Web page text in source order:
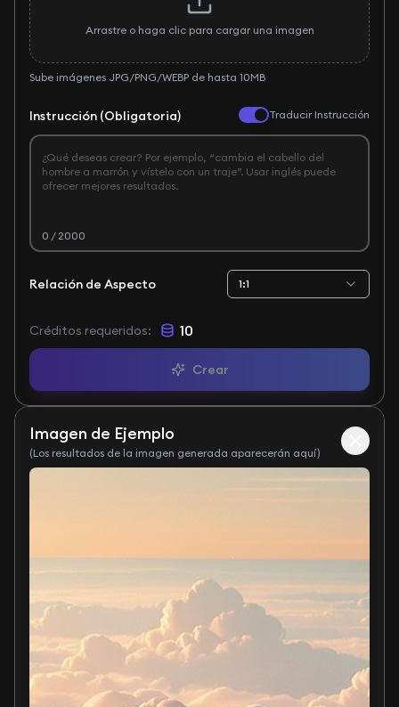
Arrastre o haga clic para cargar una imagen
Sube imágenes JPG/PNG/WEBP de hasta 10MB
Instrucción (Obligatoria) Traducir Instrucción
0 / 2000
Relación de Aspecto 1:1
Créditos requeridos: 10
Crear
Imagen de Ejemplo
(Los resultados de la imagen generada aparecerán aquí)